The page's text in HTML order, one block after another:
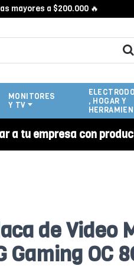
a $200.000 🔥
MONITORES
Y TV
, HOGAR Y
a tu empresa con
de Video
Gaming OC